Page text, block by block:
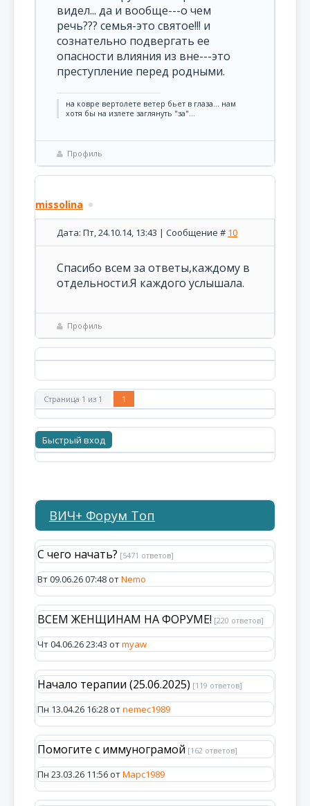
видел... да и вообще---о чем
речь??? семья-это святое!!! и
сознательно подвергать ее
опасности влияния из вне---это
преступление перед родными.
на ковре вертолете ветер бьет в глаза... нам
хотя бы на излете заглянуть "за"...
Профиль
missolina
Дата: Пт, 24.10.14, 13:43 | Сообщение # 10
Спасибо всем за ответы,каждому в
отдельности.Я каждого услышала.
Профиль
Страница 1 из 1 1
ВИЧ+ Форум Топ
С чего начать? [5471 ответов]
Вт 09.06.26 07:48 отNemo
ВСЕМ ЖЕНЩИНАМ НА ФОРУМЕ! [220 ответов]
Чт 04.06.26 23:43 отmyaw
Начало терапии (25.06.2025) [119 ответов]
Пн 13.04.26 16:28 отnemec1989
Помогите с иммунограмой [162 ответов]
Пн 23.03.26 11:56 отМарс1989